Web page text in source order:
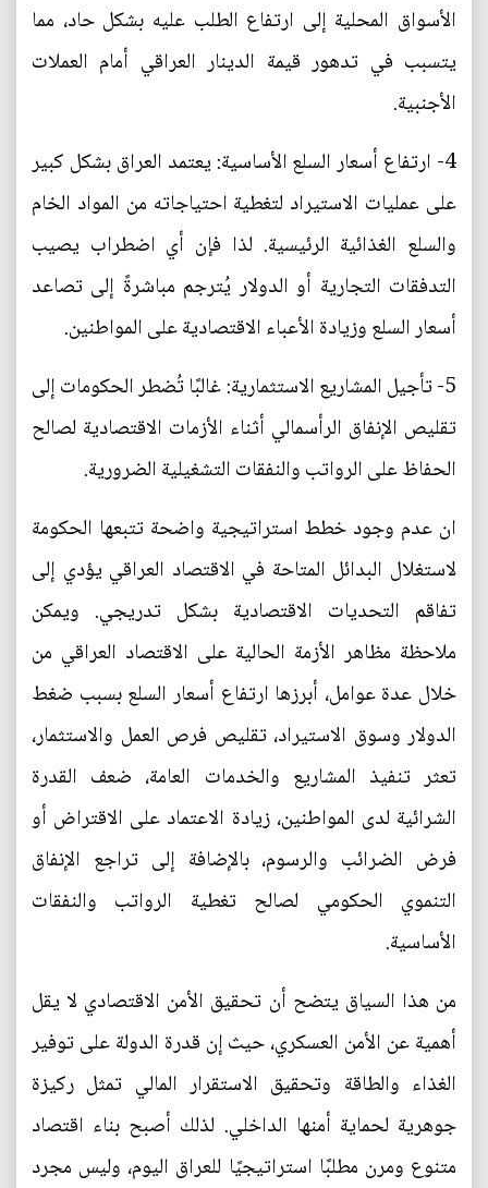
الأسواق المحلية إلى ارتفاع الطلب عليه بشكل حاد، مما
يتسبب في تدهور قيمة الدينار العراقي أمام العملات
الأجنبية.
4- ارتفاع أسعار السلع الأساسية: يعتمد العراق بشكل كبير
على عمليات الاستيراد لتغطية احتياجاته من المواد الخام
والسلع الغذائية الرئيسية. لذا فإن أي اضطراب يصيب
التدفقات التجارية أو الدولار يُترجم مباشرةً إلى تصاعد
أسعار السلع وزيادة الأعباء الاقتصادية على المواطنين.
5- تأجيل المشاريع الاستثمارية: غالبًا تُضطر الحكومات إلى
تقليص الإنفاق الرأسمالي أثناء الأزمات الاقتصادية لصالح
الحفاظ على الرواتب والنفقات التشغيلية الضرورية.
ان عدم وجود خطط استراتيجية واضحة تتبعها الحكومة
لاستغلال البدائل المتاحة في الاقتصاد العراقي يؤدي إلى
تفاقم التحديات الاقتصادية بشكل تدريجي. ويمكن
ملاحظة مظاهر الأزمة الحالية على الاقتصاد العراقي من
خلال عدة عوامل، أبرزها ارتفاع أسعار السلع بسبب ضغط
الدولار وسوق الاستيراد، تقليص فرص العمل والاستثمار،
تعثر تنفيذ المشاريع والخدمات العامة، ضعف القدرة
الشرائية لدى المواطنين، زيادة الاعتماد على الاقتراض أو
فرض الضرائب والرسوم، بالإضافة إلى تراجع الإنفاق
التنموي الحكومي لصالح تغطية الرواتب والنفقات
الأساسية.
من هذا السياق يتضح أن تحقيق الأمن الاقتصادي لا يقل
أهمية عن الأمن العسكري، حيث إن قدرة الدولة على توفير
الغذاء والطاقة وتحقيق الاستقرار المالي تمثل ركيزة
جوهرية لحماية أمنها الداخلي. لذلك أصبح بناء اقتصاد
متنوع ومرن مطلبًا استراتيجيًا للعراق اليوم، وليس مجرد